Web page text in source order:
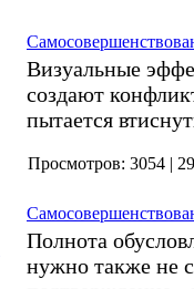
Визуальные
создают
пытается
Полнота
нужно также не